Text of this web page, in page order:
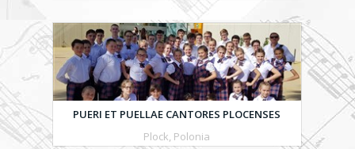
PUERI ET PUELLAE CANTORES PLOCENSES
Plock, Polonia